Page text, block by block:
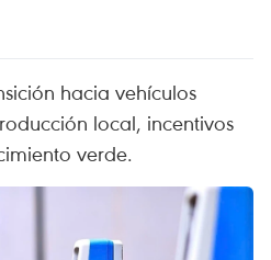
hacia vehículos
local, incentivos
verde.